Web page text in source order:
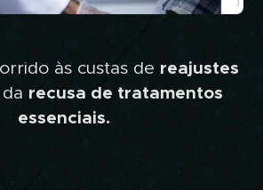
às custas de reajustes
recusa de tratamentos
essenciais.